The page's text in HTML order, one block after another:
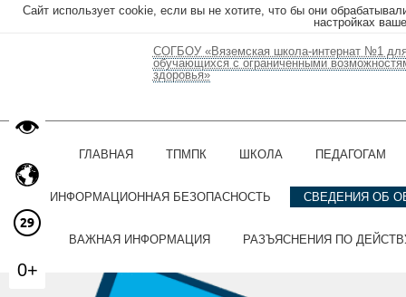
Сайт использует cookie, если вы не хотите, что бы они
настройках
СОГБОУ «Вяземская школа-интернат №1
обучающихся с ограниченными
здоровья»
ГЛАВНАЯ ТПМПК ШКОЛА ПЕДАГОГАМ
ИНФОРМАЦИОННАЯ БЕЗОПАСНОСТЬ СВЕДЕНИЯ ОБ
ВАЖНАЯ ИНФОРМАЦИЯ РАЗЪЯСНЕНИЯ ПО
0+